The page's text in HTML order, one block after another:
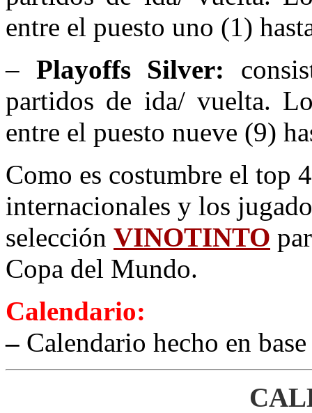
entre el puesto uno (1)
– Playoffs Silver:
partidos de ida/ vuelta.
entre el puesto nueve (9)
Como es costumbre el top
internacionales y los
selección VINOTINTO
Copa del Mundo.
Calendario:
– Calendario hecho en